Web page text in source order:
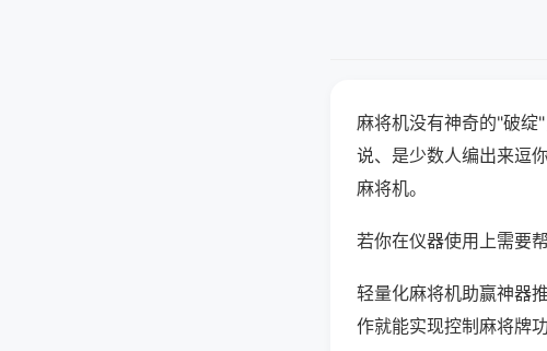
麻将机没有神奇的"破绽
说、是少数人编出来逗
麻将机。
若你在仪器使用上需要
轻量化麻将机助赢神器
作就能实现控制麻将牌